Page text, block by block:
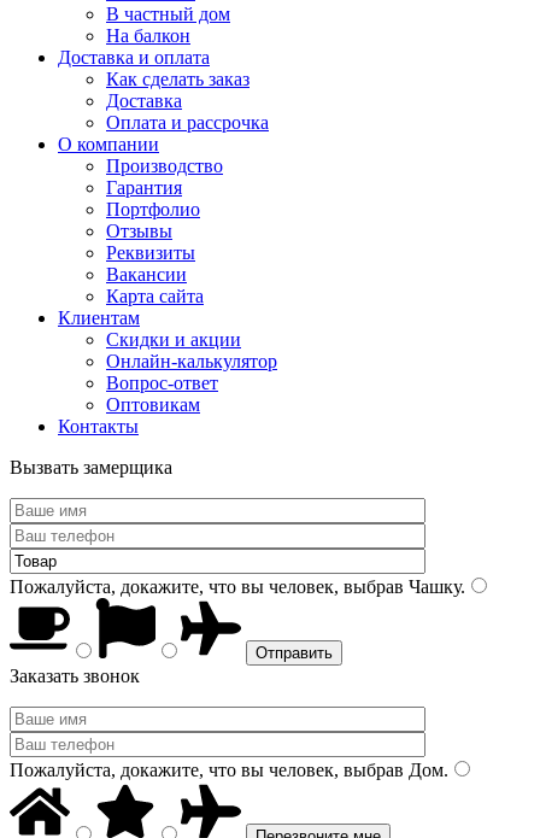
В частный дом
На балкон
Доставка и оплата
Как сделать заказ
Доставка
Оплата и рассрочка
О компании
Производство
Гарантия
Портфолио
Отзывы
Реквизиты
Вакансии
Карта сайта
Клиентам
Скидки и акции
Онлайн-калькулятор
Вопрос-ответ
Оптовикам
Контакты
Вызвать замерщика
Пожалуйста, докажите, что вы человек, выбрав Чашку.
Заказать звонок
Пожалуйста, докажите, что вы человек, выбрав Дом.